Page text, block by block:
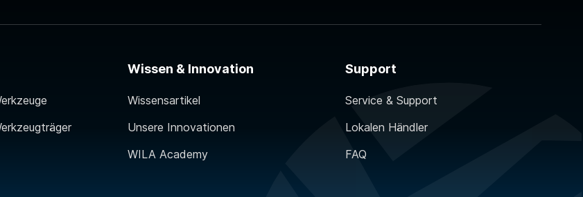
Wissen & Innovation
Wissensartikel
Unsere Innovationen
WILA Academy
Support
Service & Support
Lokalen Händler
FAQ